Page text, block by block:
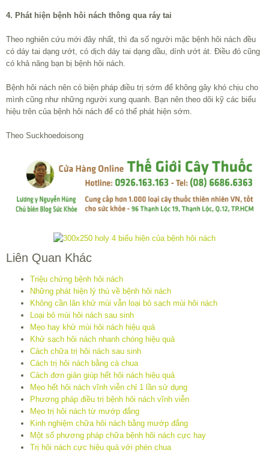
4. Phát hiện bệnh hôi nách thông qua ráy tai
Theo nghiên cứu mới đây nhất, thì đa số người mặc bệnh hôi nách đều
có dáy tai dạng ướt, có dịch dáy tai dạng dầu, dính ướt át. Điều đó cũng
có khả năng bạn bị bệnh hôi nách.
Bệnh hôi nách nên có biện pháp điều trị sớm để không gây khó chịu cho
mình cũng như những người xung quanh. Bạn nên theo dõi kỹ các biểu
hiệu trên của bệnh hôi nách để có thể phát hiện sớm.
Theo Suckhoedoisong
Liên Quan Khác
Triệu chứng bệnh hôi nách
Những phát hiện lý thú về bệnh hôi nách
Không cần lăn khử mùi vẫn loại bỏ sạch mùi hôi nách
Loại bỏ mùi hôi nách sau sinh
Mẹo hay khử mùi hôi nách hiệu quả
Khử sạch hôi nách nhanh chóng hiệu quả
Cách chữa trị hôi nách sau sinh
Cách trị hôi nách bằng cà chua
Cách đơn giản giúp hết hôi nách hiệu quả
Mẹo hết hôi nách vĩnh viễn chỉ 1 lần sử dụng
Phương pháp điều trị bệnh hôi nách vĩnh viễn
Mẹo trị hôi nách từ mướp đắng
Kinh nghiệm chữa hôi nách bằng mướp đắng
Một số phương pháp chữa bệnh hôi nách cực hay
Trị hôi nách cực hiệu quả với phèn chua